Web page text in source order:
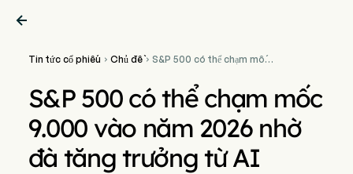

Tin tức cổ phiếu  Chủ đề S&P 500 có thể chạm mốc
tăng trưởng từ AI
S&P 500 có thể chạm mốc
9.000 vào năm 2026 nhờ
đà tăng trưởng từ AI